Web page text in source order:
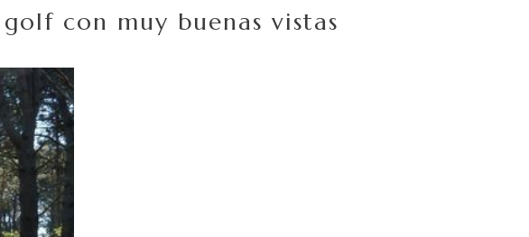
con muy buenas vistas